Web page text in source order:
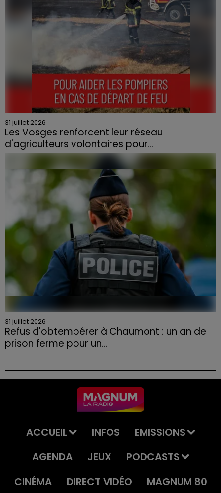
31 juillet 2026
Les Vosges renforcent leur réseau
d'agriculteurs volontaires pour...
Face à la sécheresse et aux risques de départs de feu,
la Chambre d'agriculture des Vosges a lancé un appel
aux agriculteurs volontaires pour venir en aide...
31 juillet 2026
Refus d'obtempérer à Chaumont : un an de
prison ferme pour un...
permis et la confiscation de son véhicule.
ACCUEIL INFOS
EMISSIONS
AGENDA
JEUX
PODCASTS
CINÉMA
DIRECT VIDÉO MAGNUM 80